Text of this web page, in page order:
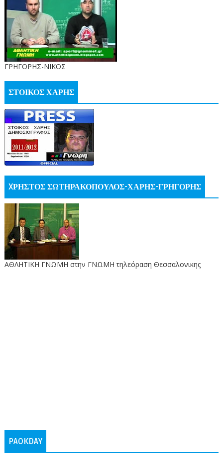
ΓΡΗΓΟΡΗΣ-ΝΙΚΟΣ
ΣΤΟΙΚΟΣ ΧΑΡΗΣ
XΡΗΣΤΟΣ ΣΩΤΗΡΑΚΟΠΟΥΛΟΣ-ΧΑΡΗΣ-ΓΡΗΓΟΡΗΣ
ΑΘΛΗΤΙΚΗ ΓΝΩΜΗ στην ΓΝΩΜΗ τηλεόραση Θεσσαλονικης
PAOKDAY